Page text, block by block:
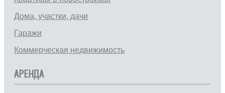
Дома, участки, дачи
Гаражи
Коммерческая недвижимость
АРЕНДА